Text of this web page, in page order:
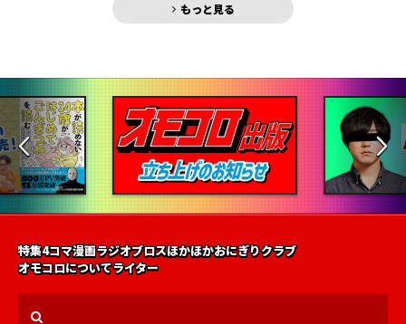
もっと見る
特集4コマ漫画ラジオブロスほかほかおにぎりクラブ
オモコロについてライター